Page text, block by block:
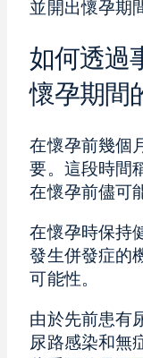
並開出懷孕期
如何透過
懷孕期間
在懷孕前幾個
要。這段時間
在懷孕前儘可
在懷孕時保持
發生併發症的
可能性。
由於先前患有
尿路感染和無